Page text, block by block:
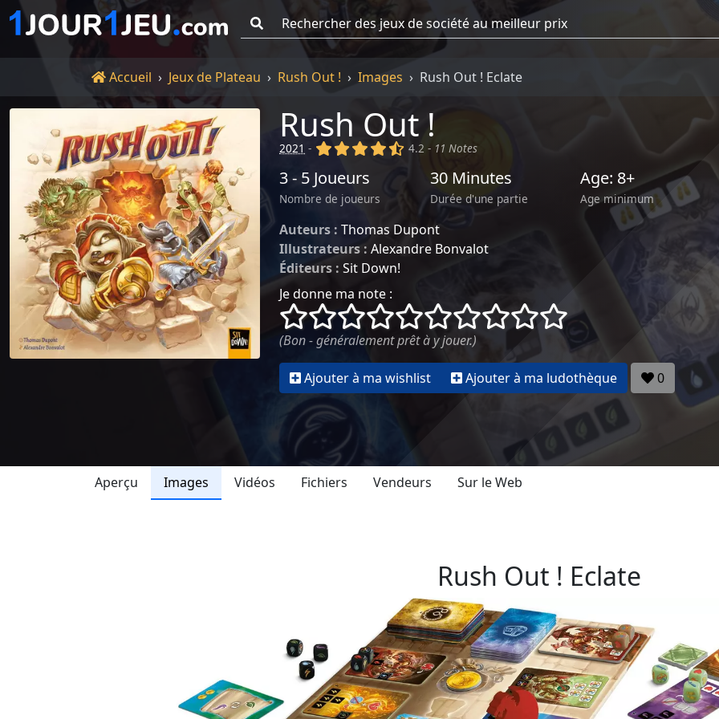
Accueil
Accueil Jeux de Plateau Rush Out ! Images Rush Out ! Eclate
Rush Out !
2021 - (x) (x) (x) (x) (,)
4.2 - 11 Notes
3 - 5 Joueurs
Nombre de joueurs
30 Minutes
Durée d'une partie
Age: 8+
Age minimum
Auteurs : Thomas Dupont
Illustrateurs : Alexandre Bonvalot
Éditeurs : Sit Down!
Je donne ma note :
()
() () () () () () () ()
()
(Bon - généralement prêt à y jouer.)
Ajouter à ma wishlist Ajouter à ma ludothèque 0
Aperçu Images Vidéos Fichiers Vendeurs Sur le Web
Rush Out ! Eclate